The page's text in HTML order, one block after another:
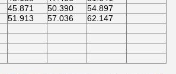
45.871 50.390
54.897
51.913 57.036
62.147